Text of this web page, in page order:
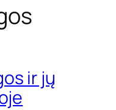
ir jų